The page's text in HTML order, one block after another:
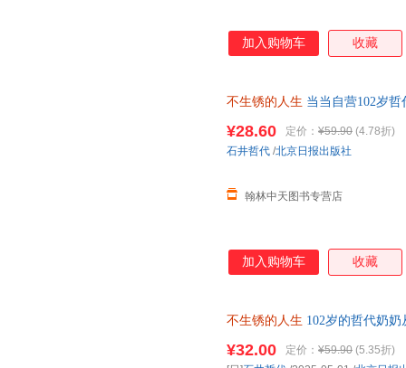
加入购物车 收藏
不生锈的人生 当当自营102岁
¥28.60 定价： ¥59.90 (4.78折)
翰林中天图书专营店
石井哲代 /北京日报出版社
加入购物车 收藏
不生锈的人生 102岁的哲代奶
¥32.00 定价： ¥59.90 (5.35折)